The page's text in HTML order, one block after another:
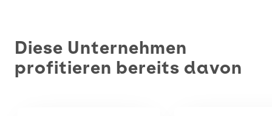
Diese Unternehmen
profitieren bereits davon